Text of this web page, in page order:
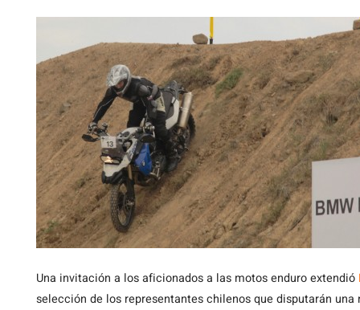
Una invitación a los aficionados a las motos enduro extendió
selección de los representantes chilenos que disputarán